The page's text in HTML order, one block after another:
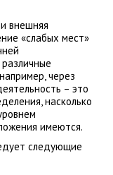
внешняя
«слабых мест»
через
– это
насколько
имеются.
следующие